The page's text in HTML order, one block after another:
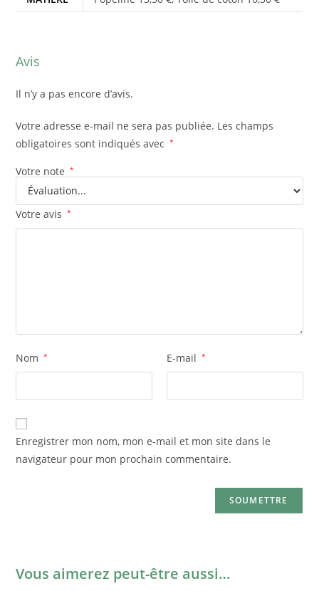
Avis
Il n’y a pas encore d’avis.
Votre adresse e-mail ne sera pas publiée. Les champs
obligatoires sont indiqués avec
*
Votre note *
Votre avis *
Nom * E-mail *
Enregistrer mon nom, mon e-mail et mon site dans le
navigateur pour mon prochain commentaire.
Vous aimerez peut-être aussi…